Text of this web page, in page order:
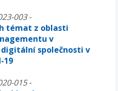
003-
témat z oblasti
v
společnosti v
19
015-